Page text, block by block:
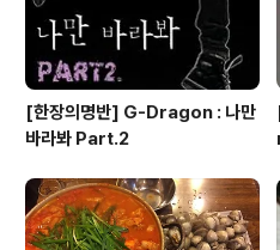
것 같다.그리고 무..
[한장의명반] G-Dragon : 나만
바라봐 Part.2